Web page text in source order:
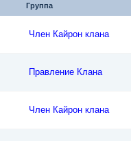
Группа
Член Кайрон клана
Правление Клана
Член Кайрон клана